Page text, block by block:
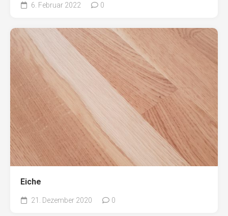
6. Februar 2022 0
Eiche
21. Dezember 2020 0